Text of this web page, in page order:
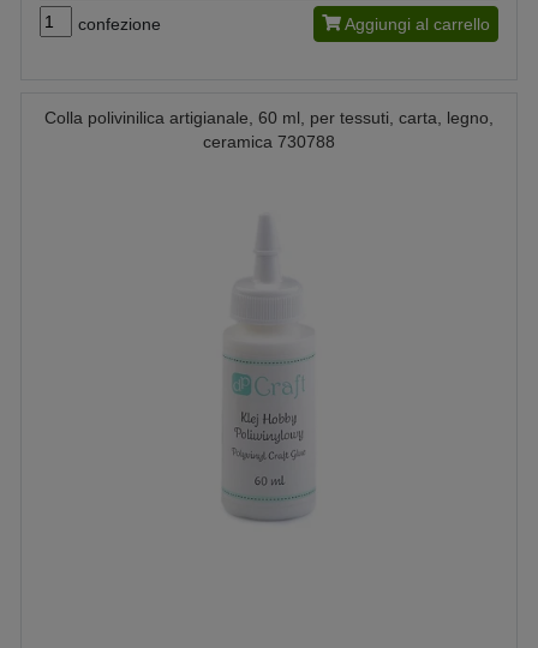
confezione Aggiungi al carrello
Colla polivinilica artigianale, 60 ml, per tessuti, carta, legno,
ceramica 730788